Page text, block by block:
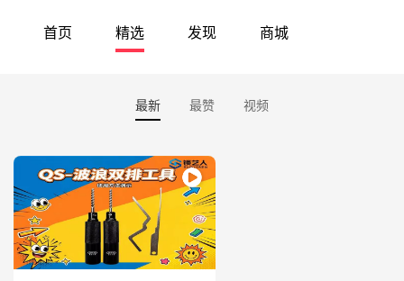
首页 精选 发现 商城
最新 最赞 视频